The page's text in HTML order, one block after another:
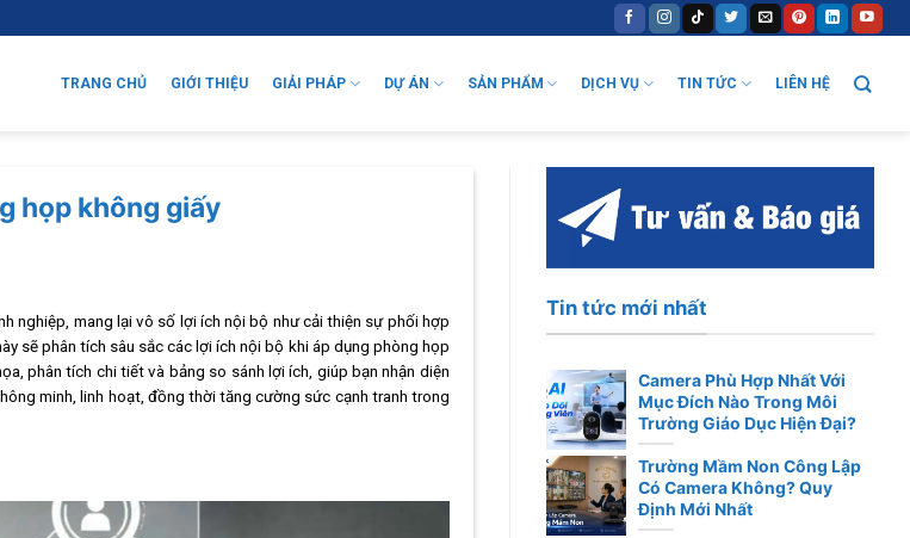
TRANG CHỦ GIỚI THIỆU GIẢI PHÁP DỰ ÁN SẢN PHẨM DỊCH VỤ TIN TỨC LIÊN HỆ
họp không giấy
nghiệp, mang lại vô số lợi ích nội bộ như cải thiện sự phối hợp
sẽ phân tích sâu sắc các lợi ích nội bộ khi áp dụng phòng họp
phân tích chi tiết và bảng so sánh lợi ích, giúp bạn nhận diện
minh, linh hoạt, đồng thời tăng cường sức cạnh tranh trong
Tin tức mới nhất
Camera Phù Hợp Nhất Với
Mục Đích Nào Trong Môi
Trường Giáo Dục Hiện Đại?
Trường Mầm Non Công Lập
Có Camera Không? Quy
Định Mới Nhất